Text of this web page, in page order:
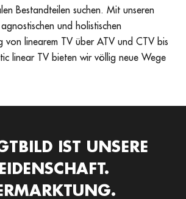
Bestandteilen suchen. Mit unseren
und holistischen
von linearem TV über ATV und CTV bis
linear TV bieten wir völlig neue Wege
IST UNSERE